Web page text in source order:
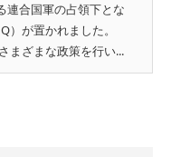
連合国軍の占領下とな
）が置かれました。
まざまな政策を行い...